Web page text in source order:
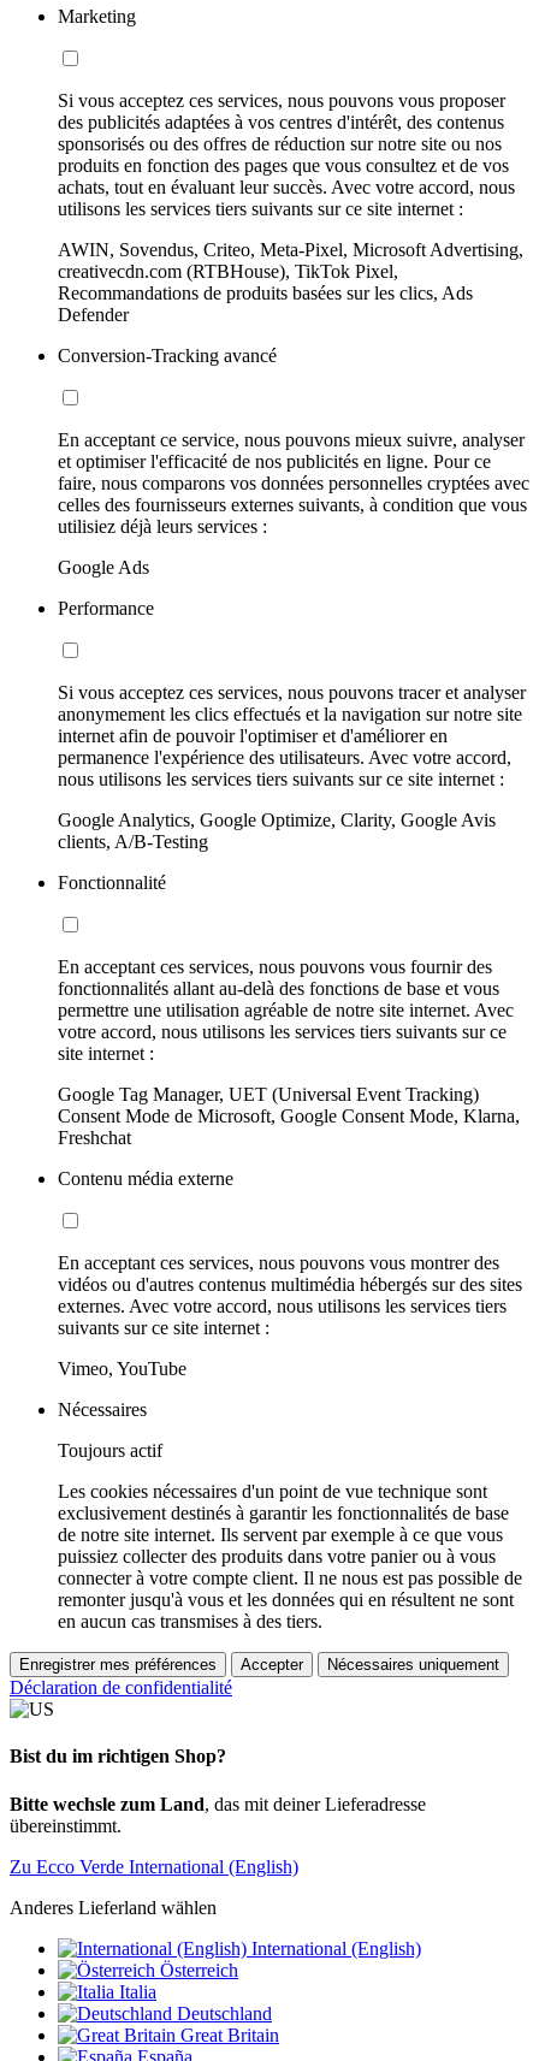
Marketing
Si vous acceptez ces services, nous pouvons vous proposer
des publicités adaptées à vos centres d'intérêt, des contenus
sponsorisés ou des offres de réduction sur notre site ou nos
produits en fonction des pages que vous consultez et de vos
achats, tout en évaluant leur succès. Avec votre accord, nous
utilisons les services tiers suivants sur ce site internet :
AWIN, Sovendus, Criteo, Meta-Pixel, Microsoft Advertising,
creativecdn.com (RTBHouse), TikTok Pixel,
Recommandations de produits basées sur les clics, Ads
Defender
Conversion-Tracking avancé
En acceptant ce service, nous pouvons mieux suivre, analyser
et optimiser l'efficacité de nos publicités en ligne. Pour ce
faire, nous comparons vos données personnelles cryptées avec
celles des fournisseurs externes suivants, à condition que vous
utilisiez déjà leurs services :
Google Ads
Performance
Si vous acceptez ces services, nous pouvons tracer et analyser
anonymement les clics effectués et la navigation sur notre site
internet afin de pouvoir l'optimiser et d'améliorer en
permanence l'expérience des utilisateurs. Avec votre accord,
nous utilisons les services tiers suivants sur ce site internet :
Google Analytics, Google Optimize, Clarity, Google Avis
clients, A/B-Testing
Fonctionnalité
En acceptant ces services, nous pouvons vous fournir des
fonctionnalités allant au-delà des fonctions de base et vous
permettre une utilisation agréable de notre site internet. Avec
votre accord, nous utilisons les services tiers suivants sur ce
site internet :
Google Tag Manager, UET (Universal Event Tracking)
Consent Mode de Microsoft, Google Consent Mode, Klarna,
Freshchat
Contenu média externe
En acceptant ces services, nous pouvons vous montrer des
vidéos ou d'autres contenus multimédia hébergés sur des sites
externes. Avec votre accord, nous utilisons les services tiers
suivants sur ce site internet :
Vimeo, YouTube
Nécessaires
Toujours actif
Les cookies nécessaires d'un point de vue technique sont
exclusivement destinés à garantir les fonctionnalités de base
de notre site internet. Ils servent par exemple à ce que vous
puissiez collecter des produits dans votre panier ou à vous
connecter à votre compte client. Il ne nous est pas possible de
remonter jusqu'à vous et les données qui en résultent ne sont
en aucun cas transmises à des tiers.
Enregistrer mes préférences Accepter Nécessaires uniquement
Déclaration de confidentialité
Bist du im richtigen Shop?
Bitte wechsle zum Land, das mit deiner Lieferadresse
übereinstimmt.
Zu Ecco Verde International (English)
Anderes Lieferland wählen
International (English)
Österreich
Italia
Deutschland
Great Britain
España